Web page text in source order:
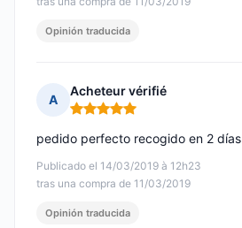
Opinión traducida
A
Acheteur vérifié
Nota: 5 de 5
Publicado el 14/03/2019 à 12h23
tras una compra de 11/03/2019
pedido perfecto recogido en 2 días
Opinión traducida